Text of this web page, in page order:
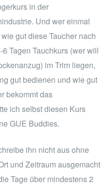
in der
Und wer einmal
gut diese Taucher nach
6 Tagen Tauchkurs (wer will
im Trim liegen,
gut bedienen und wie gut
bekommt das
ich selbst diesen Kurs
GUE Buddies.
ihn nicht aus ohne
und Zeitraum ausgemacht
Tage über mindestens 2